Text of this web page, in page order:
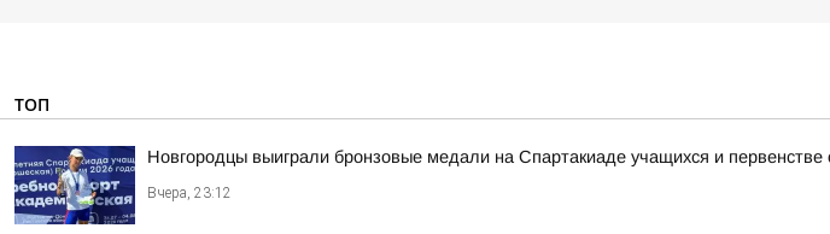
ТОП
Новгородцы выиграли бронзовые медали на Спартакиаде учащихся и первенстве
Вчера, 23:12